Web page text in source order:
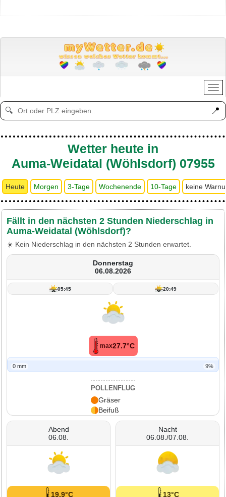
🔍 📍
Wetter heute in
Auma-Weidatal (Wöhlsdorf) 07955
Heute Morgen 3-Tage Wochenende 10-Tage keine
Fällt in den nächsten 2 Stunden Niederschlag in
Auma-Weidatal (Wöhlsdorf)?
☀️ Kein Niederschlag in den nächsten 2 Stunden erwartet.
Donnerstag
06.08.2026
05:45 20:49
max27.7°C
0 mm 9%
POLLENFLUG
Gräser
Beifuß
Abend
06.08.
19.9°C
Nacht
06.08./07.08.
13°C